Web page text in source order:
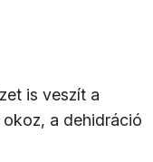
is veszít a
a dehidráció